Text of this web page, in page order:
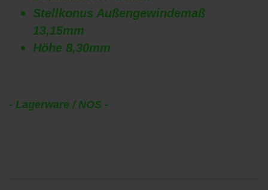
Stellkonus Außengewindemaß
13,15mm
Höhe 8,30mm
- Lagerware / NOS -